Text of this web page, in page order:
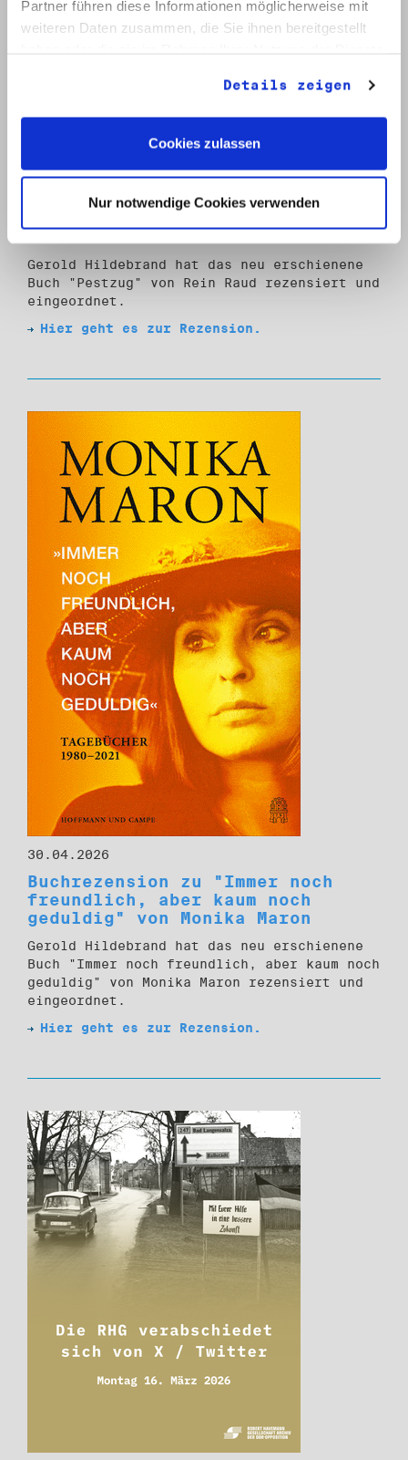
Partner führen diese Informationen möglicherweise mit
weiteren Daten zusammen, die Sie ihnen bereitgestellt
Details zeigen
Cookies zulassen
Nur notwendige Cookies verwenden
Rein Raud
Gerold Hildebrand hat das neu erschienene
Buch "Pestzug" von Rein Raud rezensiert und
eingeordnet.
Hier geht es zur Rezension.
30.04.2026
Buchrezension zu "Immer noch
freundlich, aber kaum noch
geduldig" von Monika Maron
Gerold Hildebrand hat das neu erschienene
Buch "Immer noch freundlich, aber kaum noch
geduldig" von Monika Maron rezensiert und
eingeordnet.
Hier geht es zur Rezension.